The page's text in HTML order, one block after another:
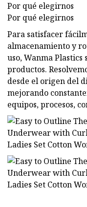
Por qué elegirnos
Por qué elegirnos
Para satisfacer
almacenamiento y
uso, Wanma
productos.
desde el origen del
mejorando
equipos, procesos,